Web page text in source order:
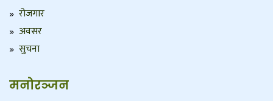
रोजगार
अवसर
सुचना
मनोरञ्जन